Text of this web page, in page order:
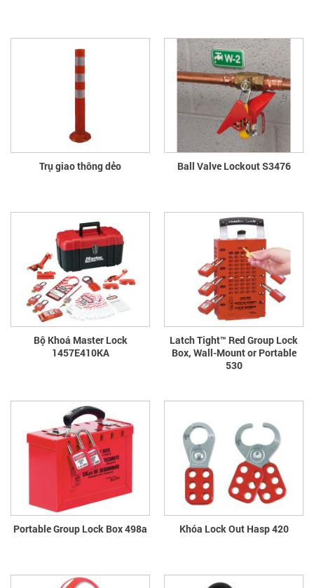
Trụ giao thông dẻo Ball Valve Lockout S3476
Bộ Khoá Master Lock
1457E410KA
Latch Tight™ Red Group Lock
Box, Wall-Mount or Portable
530
Portable Group Lock Box 498a Khóa Lock Out Hasp 420